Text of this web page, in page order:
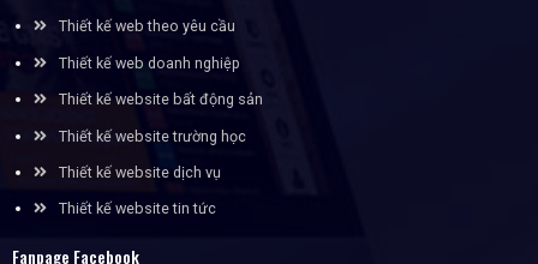
Thiết kế web theo yêu cầu
Thiết kế web doanh nghiệp
Thiết kế website bất động sản
Thiết kế website trường học
Thiết kế website dịch vụ
Thiết kế website tin tức
Fanpage Facebook